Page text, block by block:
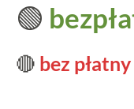
🟢
🔴 bez płatny